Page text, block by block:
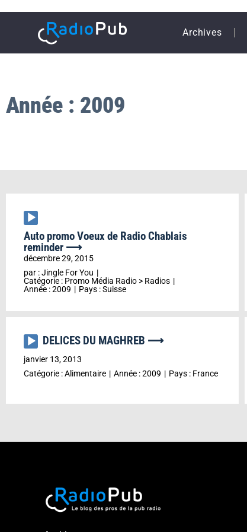
Archives
Année : 2009
Lecteur
audio
Auto promo Voeux de Radio Chablais
reminder ⟶
décembre 29, 2015
par :Jingle For You
Catégorie : Promo Média Radio > Radios
Année :2009 Pays :Suisse
Lecteur
audio
DELICES DU MAGHREB ⟶
janvier 13, 2013
Catégorie :Alimentaire Année :2009 Pays : France